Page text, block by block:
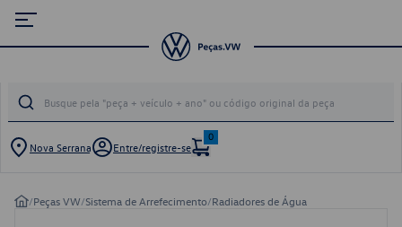
Nova Serrana Entre/registre-se
0
/Peças VW/Sistema de Arrefecimento/Radiadores de Água